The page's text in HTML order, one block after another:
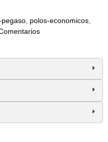
pegaso polos-economicos